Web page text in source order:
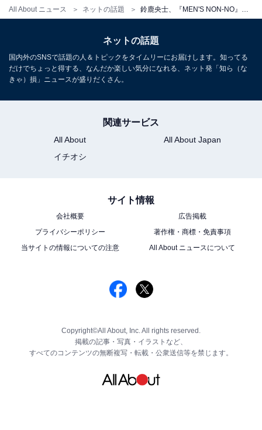
All About ニュース ネットの話題
ネットの話題
国内外のSNSで話題の人＆トピックをタイムリーにお届けします。知ってる
だけでちょっと得する、なんだか楽しい気分になれる、ネット発「知ら（な
きゃ）損」ニュースが盛りだくさん。
関連サービス
All About
All About Japan
イチオシ
サイト情報
会社概要
広告掲載
プライバシーポリシー
著作権・商標・免責事項
当サイトの情報についての注意
All About ニュースについて
Copyright©All About, Inc. All rights reserved.
掲載の記事・写真・イラストなど、
すべてのコンテンツの無断複写・転載・公衆送信等を禁じます。